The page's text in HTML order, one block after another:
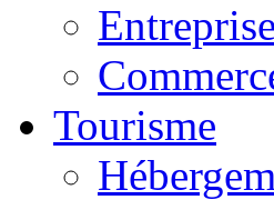
Tourisme